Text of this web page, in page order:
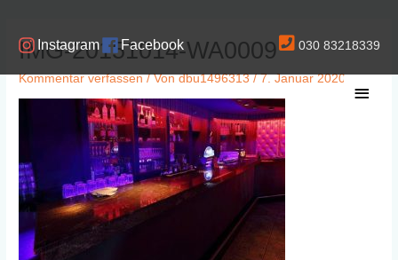
springenInstagram Facebook 030 83218339
IMG-20151014-WA0009
Kommentar verfassen / Vondbu1496313/7. Januar 2020